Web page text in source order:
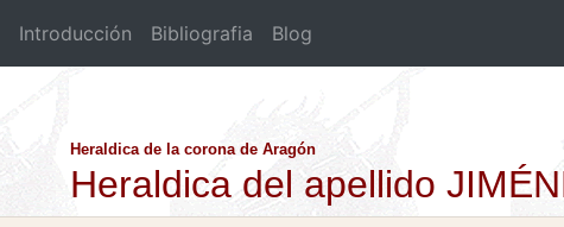
Introducción Bibliografia Blog
Heraldica de la corona de Aragón
Heraldica del apellido